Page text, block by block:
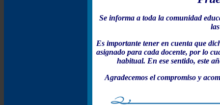
Se informa a toda la comunidad
Es importante tener en cuenta que
asignado para cada docente, por lo
habitual. En ese sentido, este
Agradecemos el compromiso y